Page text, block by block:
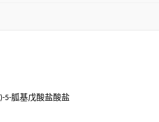
)-5-胍基戊酸盐酸盐